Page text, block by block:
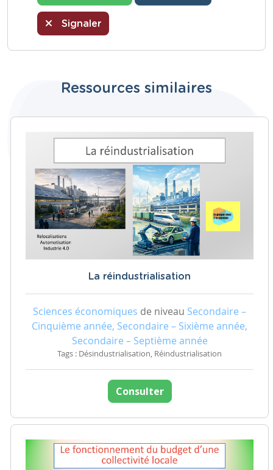
Signaler
Ressources similaires
La réindustrialisation
Sciences économiques de niveau Secondaire –
Cinquième année, Secondaire – Sixième année,
Secondaire – Septième année
Tags : Désindustrialisation, Réindustrialisation
Consulter